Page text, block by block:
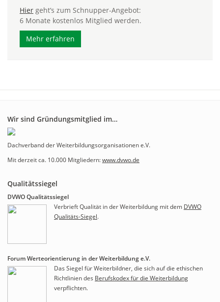
Hier geht’s zum Schnupper-Angebot:
6 Monate kostenlos Mitglied werden.
Mehr erfahren
Wir sind Gründungsmitglied im…
Dachverband der Weiterbildungsorganisationen e.V.
Mit derzeit ca. 10.000 Mitgliedern:www.dvwo.de
Qualitätssiegel
DVWO Qualitätssiegel
Verbrieft Qualität in der Weiterbildung mit dem DVWO
Qualitäts-Siegel.
Forum Werteorientierung in der Weiterbildung e.V.
Das Siegel für Weiterbildner, die sich auf die ethischen
Richtlinien des Berufskodex für die Weiterbildung
verpflichten.